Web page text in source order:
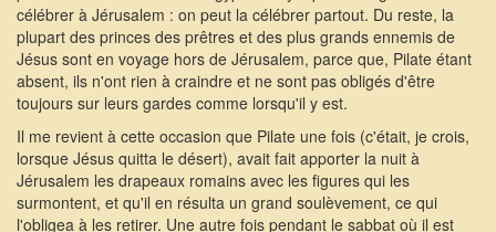
célébrer à Jérusalem : on peut la célébrer partout. Du reste, la
plupart des princes des prêtres et des plus grands ennemis de
Jésus sont en voyage hors de Jérusalem, parce que, Pilate étant
absent, ils n'ont rien à craindre et ne sont pas obligés d'être
toujours sur leurs gardes comme lorsqu'il y est.
Il me revient à cette occasion que Pilate une fois (c'était, je crois,
lorsque Jésus quitta le désert), avait fait apporter la nuit à
Jérusalem les drapeaux romains avec les figures qui les
surmontent, et qu'il en résulta un grand soulèvement, ce qui
l'obligea à les retirer. Une autre fois pendant le sabbat où il est